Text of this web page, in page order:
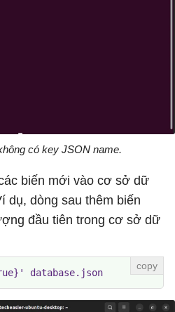
có key JSON name.
biến mới vào cơ sở dữ
dụ, dòng sau thêm biến
đầu tiên trong cơ sở dữ
database.json